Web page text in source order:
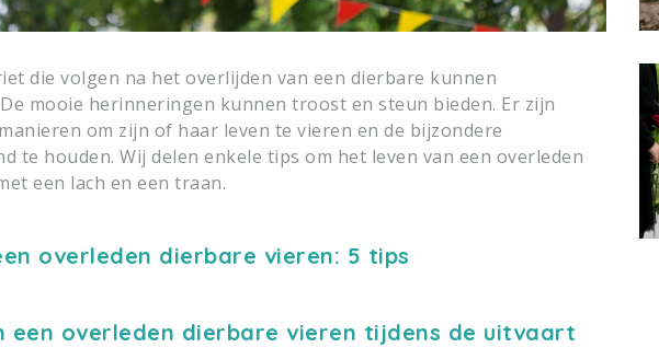
die volgen na het overlijden van een dierbare kunnen
mooie herinneringen kunnen troost en steun bieden. Er zijn
om zijn of haar leven te vieren en de bijzondere
te houden. Wij delen enkele tips om het leven van een overleden
een lach en een traan.
overleden dierbare vieren: 5 tips
een overleden dierbare vieren tijdens de uitvaart